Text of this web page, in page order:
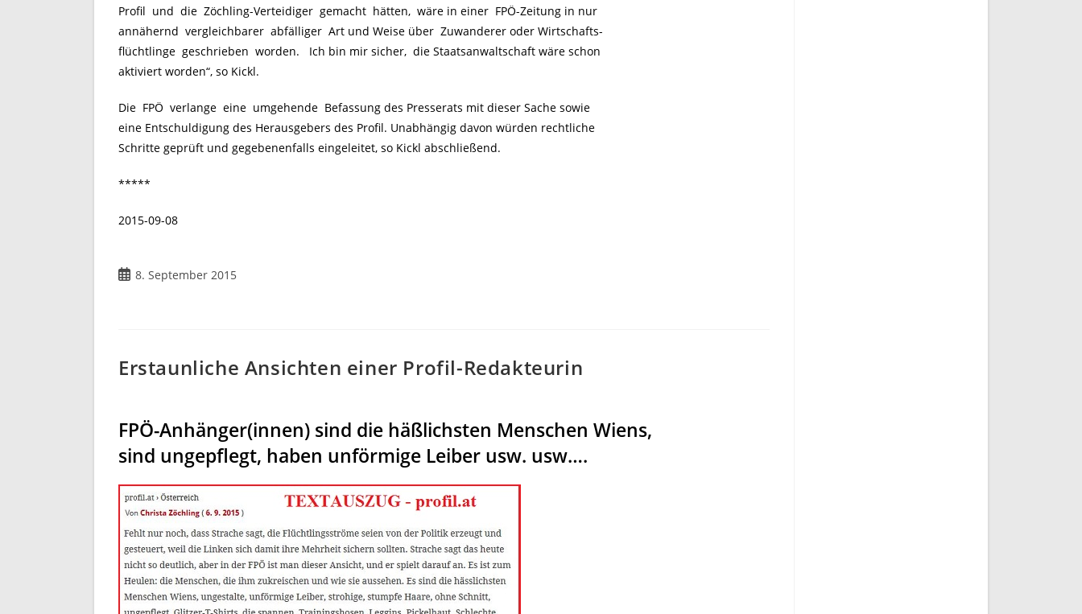
Profil und die Zöchling-Verteidiger gemacht hätten, wäre in einer FPÖ-Zeitung in nur
annähernd vergleichbarer abfälliger Art und Weise über Zuwanderer oder Wirtschafts-
flüchtlinge geschrieben worden. Ich bin mir sicher, die Staatsanwaltschaft wäre schon
aktiviert worden“, so Kickl.
Die FPÖ verlange eine umgehende Befassung des Presserats mit dieser Sache sowie
eine Entschuldigung des Herausgebers des Profil. Unabhängig davon würden rechtliche
Schritte geprüft und gegebenenfalls eingeleitet, so Kickl abschließend.
*****
2015-09-08
8. September 2015
Erstaunliche Ansichten einer Profil-Redakteurin
FPÖ-Anhänger(innen) sind die häßlichsten Menschen Wiens,
sind ungepflegt, haben unförmige Leiber usw. usw….